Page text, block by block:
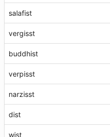
salafist
vergisst
buddhist
verpisst
narzisst
dist
wist